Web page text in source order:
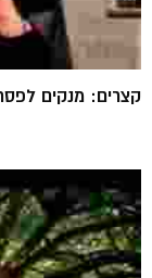
קצרים: מנקים